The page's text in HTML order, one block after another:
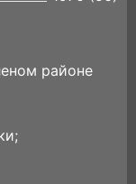
районе